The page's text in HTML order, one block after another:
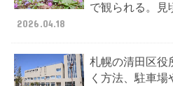
で観られる。見
2026.04.18
札幌の清田区役
く方法、駐車